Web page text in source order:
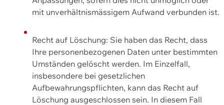
mit unverhältnismässigem Aufwand verbunden ist.
Recht auf Löschung: Sie haben das Recht, dass
Ihre personenbezogenen Daten unter bestimmten
Umständen gelöscht werden. Im Einzelfall,
insbesondere bei gesetzlichen
Aufbewahrungspflichten, kann das Recht auf
Löschung ausgeschlossen sein. In diesem Fall